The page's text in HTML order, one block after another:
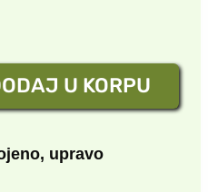
U KORPU
upravo